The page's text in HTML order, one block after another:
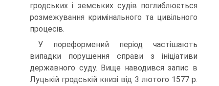
гродських і земських судів поглиблюється
розмежування кримінального та цивільного
процесів.
У пореформений період частішають
випадки порушення справи з ініціативи
державного суду. Вище наводився запис в
Луцькій гродській книзі від 3 лютого 1577 р.